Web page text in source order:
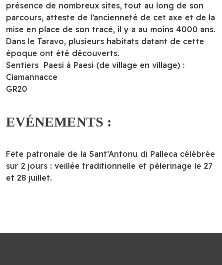
présence de nombreux sites, tout au long de son
parcours, atteste de l’ancienneté de cet axe et de la
mise en place de son tracé, il y a au moins 4000 ans.
Dans le Taravo, plusieurs habitats datant de cette
époque ont été découverts.
Sentiers Paesi à Paesi (de village en village) :
Ciamannacce
GR20
EVÉNEMENTS :
Fête patronale de la Sant’Antonu di Palleca célébrée
sur 2 jours : veillée traditionnelle et pèlerinage le 27
et 28 juillet.